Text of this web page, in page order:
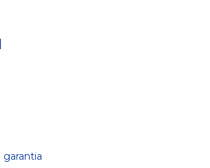
garantia